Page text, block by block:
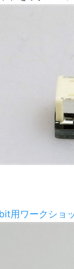
用ワークショ